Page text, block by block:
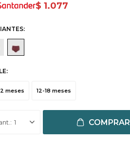
$ 1.077
meses 12-18 meses
1 COMPRAR